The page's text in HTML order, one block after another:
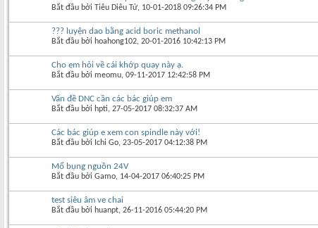
Bắt đầu bởi Tiêu Diêu Tử‎, 10-01-2018 09:26:34 PM
??? luyện dao bằng acid boric methanol
Bắt đầu bởi hoahong102‎, 20-01-2016 10:42:13 PM
Cho em hỏi về cái khớp quay này ạ.
Bắt đầu bởi meomu‎, 09-11-2017 12:42:58 PM
Vấn đề DNC cần các bác giúp em
Bắt đầu bởi hpti‎, 27-05-2017 08:32:37 AM
Các bác giúp e xem con spindle này với!
Bắt đầu bởi Ichi Go‎, 23-05-2017 04:12:38 PM
Mổ bụng nguồn 24V
Bắt đầu bởi Gamo‎, 14-04-2017 06:40:25 PM
test siêu âm ve chai
Bắt đầu bởi huanpt‎, 26-11-2016 05:44:20 PM